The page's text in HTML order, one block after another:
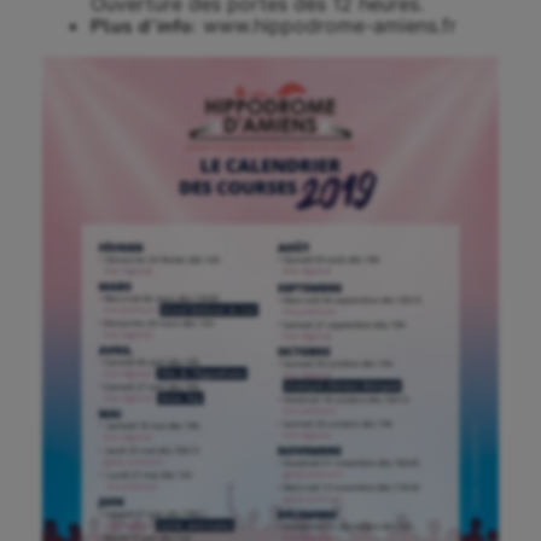
Escalade
Flag football
Futsal
Golf
Gymnastique
Gymnastique rythmique
Haltérophilie
Handisport
Plus d’info : www.hippodrome-amiens.fr